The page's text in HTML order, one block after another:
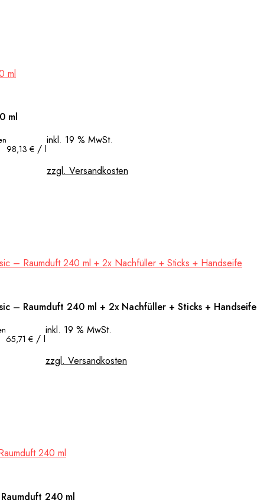
ml
98,13 € / l
inkl. 19 % MwSt.
zzgl. Versandkosten
– Raumduft 240 ml + 2x Nachfüller + Sticks + Handseife
65,71 € / l
inkl. 19 % MwSt.
zzgl. Versandkosten
240 ml